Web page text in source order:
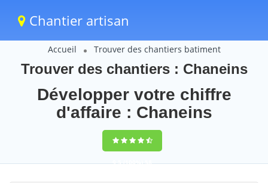
Chantier artisan
Accueil Trouver des chantiers batiment
Trouver des chantiers : Chaneins
Développer votre chiffre
d'affaire : Chaneins
9,5(100%)58